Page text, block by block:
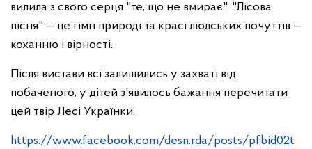
вилила з свого серця "те, що не вмирає". "Лісова
пісня" — це гімн природі та красі людських почуттів —
коханню і вірності.
Після вистави всі залишились у захваті від
побаченого, у дітей з'явилось бажання перечитати
цей твір Лесі Українки.
https://www.facebook.com/desn.rda/posts/pfbid02t